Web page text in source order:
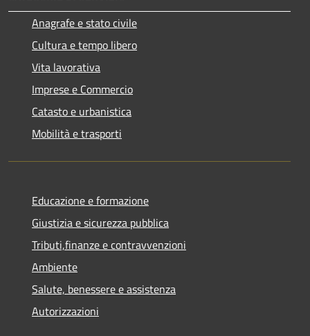
Anagrafe e stato civile
Cultura e tempo libero
Vita lavorativa
Imprese e Commercio
Catasto e urbanistica
Mobilità e trasporti
Educazione e formazione
Giustizia e sicurezza pubblica
Tributi,finanze e contravvenzioni
Ambiente
Salute, benessere e assistenza
Autorizzazioni